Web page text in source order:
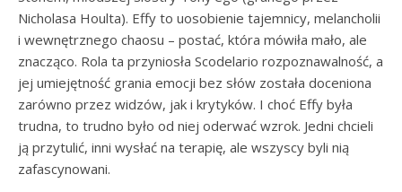
Nicholasa Houlta). Effy to uosobienie tajemnicy, melancholii
i wewnętrznego chaosu – postać, która mówiła mało, ale
znacząco. Rola ta przyniosła Scodelario rozpoznawalność, a
jej umiejętność grania emocji bez słów została doceniona
zarówno przez widzów, jak i krytyków. I choć Effy była
trudna, to trudno było od niej oderwać wzrok. Jedni chcieli
ją przytulić, inni wysłać na terapię, ale wszyscy byli nią
zafascynowani.